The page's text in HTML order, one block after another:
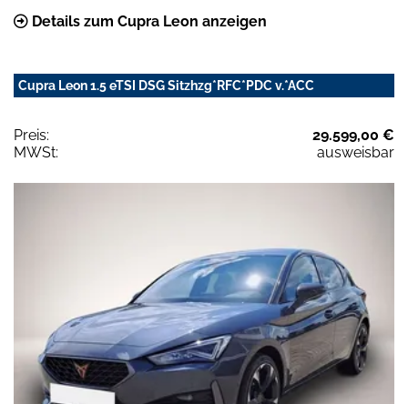
Details zum Cupra Leon anzeigen
Cupra Leon 1.5 eTSI DSG Sitzhzg*RFC*PDC v.*ACC
Preis:
29.599,00 €
MWSt:
ausweisbar